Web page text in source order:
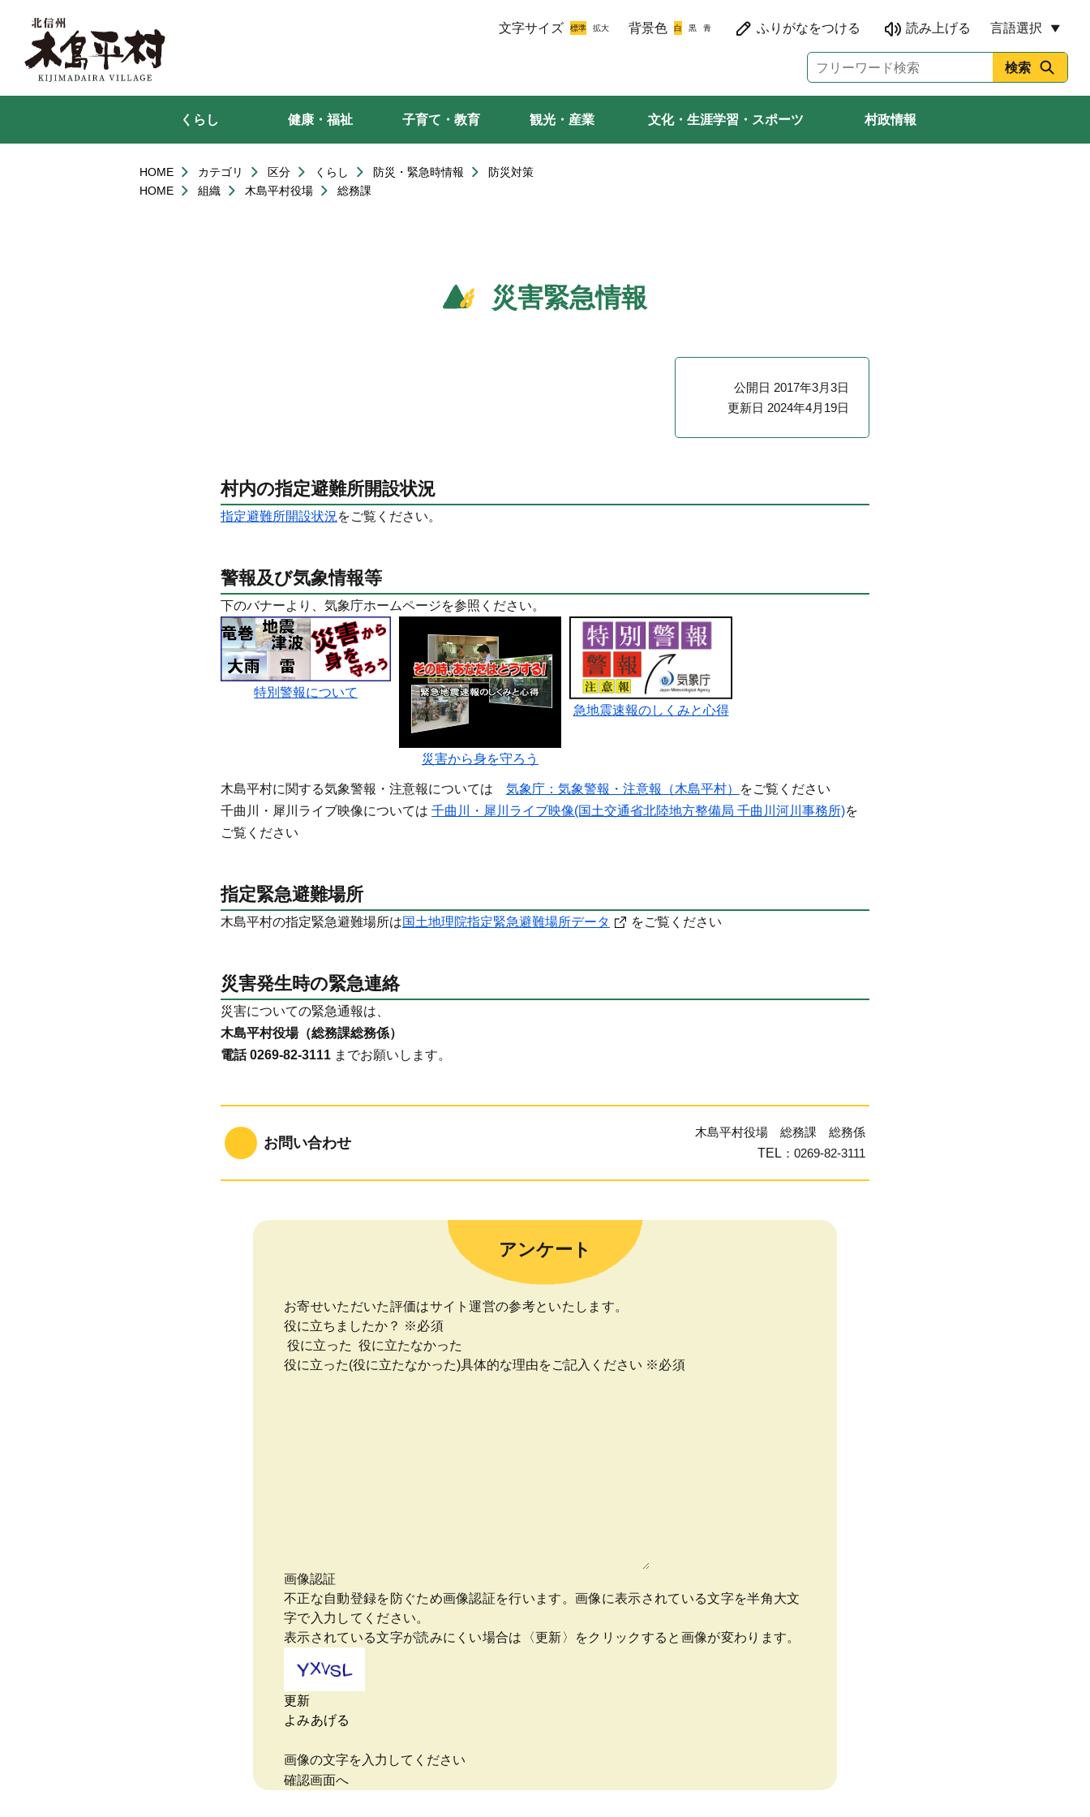
文字サイズ 背景色 言語選択
くらし 健康・福祉 子育て・教育 観光・産業 文化・生涯学習・スポーツ 村政情報
HOME カテゴリ 区分 くらし 防災・緊急時情報
防災対策
HOME
組織 木島平村役場 総務課
災害緊急情報
公開日 2017年3月3日
更新日 2024年4月19日
村内の指定避難所開設状況
指定避難所開設状況をご覧ください。
警報及び気象情報等
下のバナーより、気象庁ホームページを参照ください。
特別警報について
災害から身を守ろう
急地震速報のしくみと心得
木島平村に関する気象警報・注意報については 気象庁：気象警報・注意報（木島平村）
をご覧ください
千曲川・犀川ライブ映像については 千曲川・犀川ライブ映像(国土交通省北陸地方整備局 千曲川河川事務所)を
ご覧ください
指定緊急避難場所
木島平村の指定緊急避難場所は国土地理院指定緊急避難場所データ をご覧ください
災害発生時の緊急連絡
災害についての緊急通報は、
木島平村役場（総務課総務係）
電話 0269-82-3111 までお願いします。
お問い合わせ
木島平村役場 総務課 総務係
TEL ：0269-82-3111
アンケート